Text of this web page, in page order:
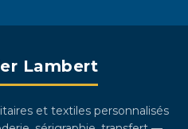
Lambert
et textiles personnalisés